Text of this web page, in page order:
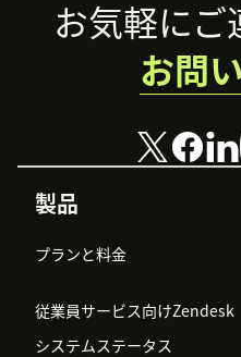
Footer
製品
プランと料金
従業員サービス向けZendesk
システムステータス
お気軽に
お問